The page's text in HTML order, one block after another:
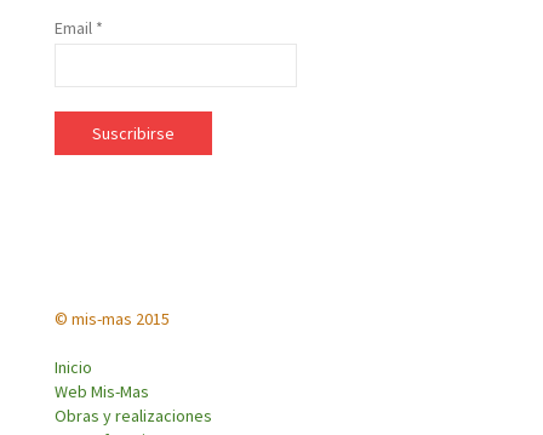
Email *
© mis-mas 2015
Inicio
Web Mis-Mas
Obras y realizaciones